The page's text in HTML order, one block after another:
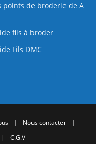
points de broderie de A
fils à broder
Fils DMC
| Nous contacter
|
| C.G.V